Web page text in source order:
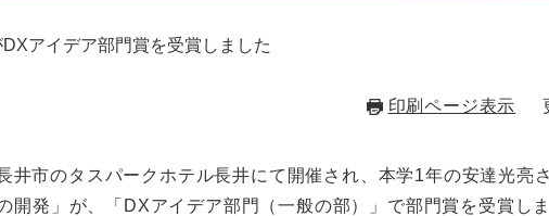
アイデア部門賞を受賞しました
印刷ページ表示
市のタスパークホテル長井にて開催され、本学1年の安達光亮
発」が、「DXアイデア部門（一般の部）」で部門賞を受賞しま